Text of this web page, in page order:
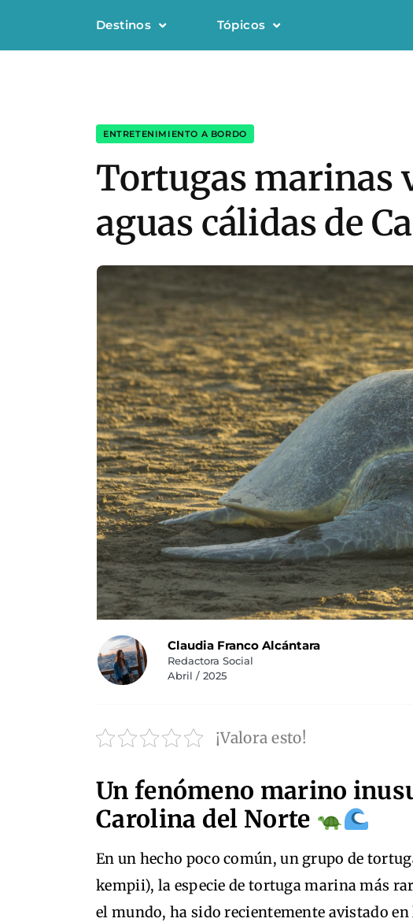
Destinos Tópicos
ENTRETENIMIENTO A BORDO
Tortugas marinas
aguas cálidas de
Claudia Franco Alcántara
Redactora Social
Abril / 2025
¡Valora esto!
Un fenómeno marino
Carolina del Norte
En un hecho poco común, un grupo de
kempii), la especie de tortuga marina más
el mundo, ha sido recientemente avistado